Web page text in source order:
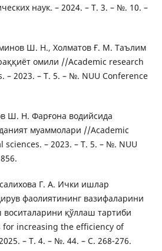
наук. – 2024. – Т. 3. – №. 10. –
Ш. Н., Холматов Ғ. М. Таълим
омили //Academic research
– 2023. – Т. 5. – №. NUU Conference
Ш. Н. Фарғона водийсида
муаммолари //Academic
– 2023. – Т. 5. – №. NUU
Г. А. Ички ишлар
фаолиятининг вазифаларини
қўллаш тартиби
increasing the efficiency of
– Т. 4. – №. 44. – С. 268-276.